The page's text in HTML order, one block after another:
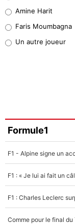
1%
9%
Faris Moumbagna
4%
Un autre joueur
5%
Amine Harit
Faris Moumbagna
Un autre joueur
Formule1